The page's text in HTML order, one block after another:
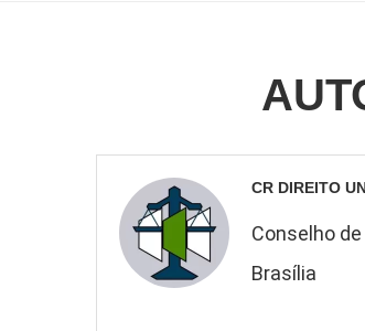
CR DIREITO
Conselho
Brasília